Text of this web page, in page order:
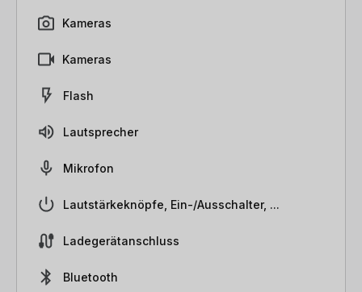
Kameras
Kameras
Flash
Lautsprecher
Mikrofon
Lautstärkeknöpfe, Ein-/Ausschalter, ...
Ladegerätanschluss
Bluetooth